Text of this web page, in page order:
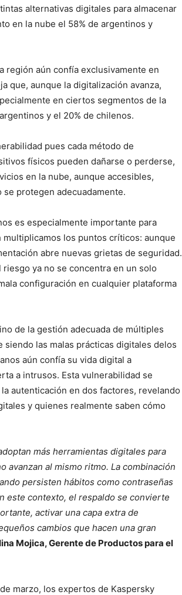
alternativas digitales para almacenar
en la nube el 58% de argentinos y
región aún confía exclusivamente en
que, aunque la digitalización avanza,
en ciertos segmentos de la
y el 20% de chilenos.
pues cada método de
físicos pueden dañarse o perderse,
en la nube, aunque accesibles,
protegen adecuadamente.
es especialmente importante para
los puntos críticos: aunque
abre nuevas grietas de seguridad.
ya no se concentra en un solo
configuración en cualquier plataforma
de la gestión adecuada de múltiples
las malas prácticas digitales delos
aún confía su vida digital a
a intrusos. Esta vulnerabilidad se
autenticación en dos factores, revelando
y quienes realmente saben cómo
más herramientas digitales para
avanzan al mismo ritmo. La combinación
persisten hábitos como contraseñas
este contexto, el respaldo se convierte
activar una capa extra de
cambios que hacen una gran
Mojica, Gerente de Productos para el
marzo, los expertos de Kaspersky